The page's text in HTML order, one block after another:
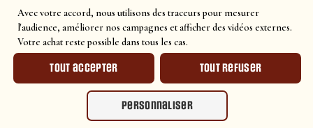
Avec votre accord, nous utilisons des traceurs pour mesurer
l'audience, améliorer nos campagnes et afficher des vidéos externes.
Votre achat reste possible dans tous les cas.
Tout accepter Tout refuser
Personnaliser